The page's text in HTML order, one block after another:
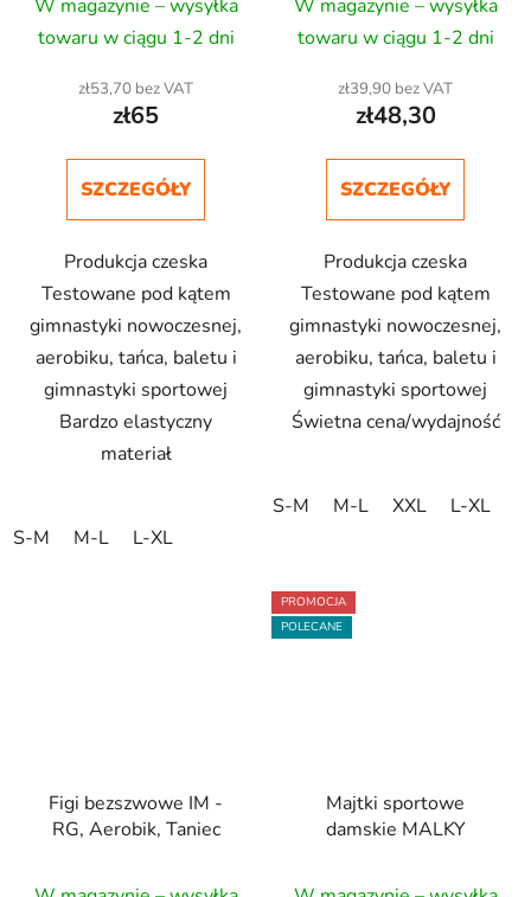
W magazynie – wysyłka
towaru w ciągu 1-2 dni
zł53,70 bez VAT
zł65
SZCZEGÓŁY
Produkcja czeska
Testowane pod kątem
gimnastyki nowoczesnej,
aerobiku, tańca, baletu i
gimnastyki sportowej
Bardzo elastyczny
materiał
S-M M-L L-XL
W magazynie – wysyłka
towaru w ciągu 1-2 dni
zł39,90 bez VAT
zł48,30
SZCZEGÓŁY
Produkcja czeska
Testowane pod kątem
gimnastyki nowoczesnej,
aerobiku, tańca, baletu i
gimnastyki sportowej
Świetna cena/wydajność
S-M M-L XXL L-XL
Figi bezszwowe IM -
RG, Aerobik, Taniec
PROMOCJA
POLECANE
Majtki sportowe
damskie MALKY